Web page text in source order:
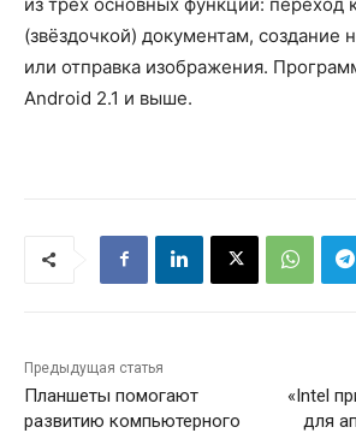
(звёздочкой) документам, создание
или отправка изображения.
Android 2.1 и выше.
Предыдущая статья
Планшеты помогают
развитию компьютерного
«Intel
для